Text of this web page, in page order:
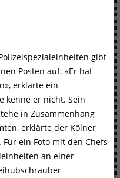
gibt
Posten auf. «Er hat
erklärte ein
kenne er nicht. Sein
in Zusammenhang
erklärte der Kölner
ein Foto mit den Chefs
an einer